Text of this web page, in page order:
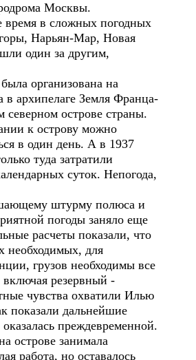
Москвы.
время в сложных погодных
Нарьян-Мар, Новая
один за другим,
организована на
в архипелаге Земля Франца-
острове страны.
к острову можно
в один день. А в 1937
туда затратили
суток. Непогода,
штурму полюса и
погоды заняло еще
расчеты показали, что
необходимых, для
грузов необходимы все
включая резервный -
чувства охватили Илью
показали дальнейшие
преждевременной.
острове занимала
работа, но оставалось